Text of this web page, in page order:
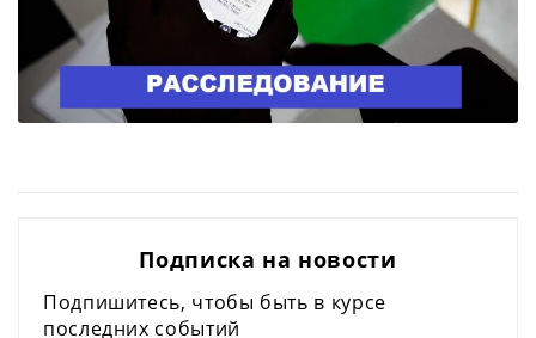
Подписка на новости
Подпишитесь, чтобы быть в курсе
последних событий